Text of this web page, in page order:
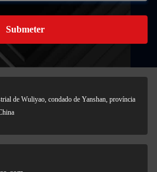
Submeter
de Wuliyao, condado de Yanshan, província